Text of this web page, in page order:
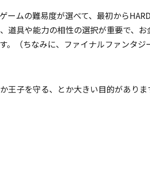
ムの難易度が選べて、最初から
道具や能力の相性の選択が重要で、お
。（ちなみに、ファイナルファンタジ
子を守る、とか大きい目的がありま